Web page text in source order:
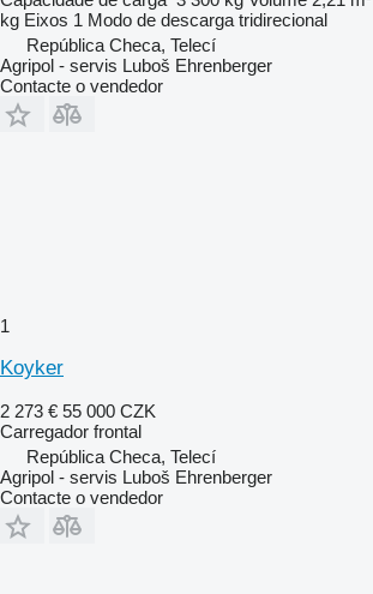
kg Eixos 1 Modo de descarga tridirecional
República Checa, Telecí
Agripol - servis Luboš Ehrenberger
Contacte o vendedor
1
Koyker
2 273 € 55 000 CZK
Carregador frontal
República Checa, Telecí
Agripol - servis Luboš Ehrenberger
Contacte o vendedor